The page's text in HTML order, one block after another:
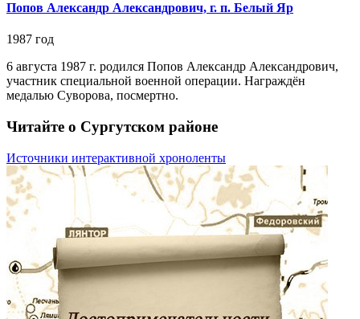
Попов Александр Александрович, г. п. Белый Яр
1987 год
6 августа 1987 г. родился Попов Александр Александрович,
участник специальной военной операции. Награждён
медалью Суворова, посмертно.
Читайте о Сургутском районе
Источники интерактивной хроноленты